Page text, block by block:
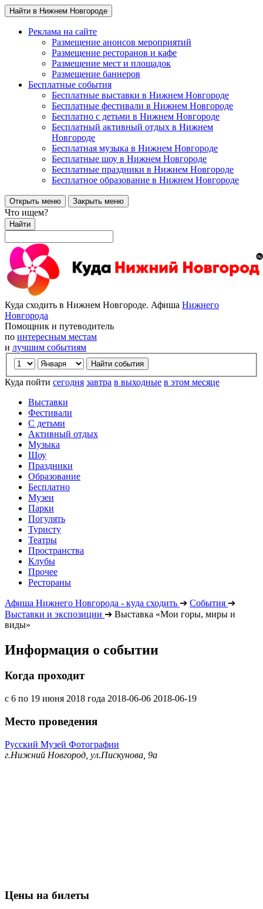
Найти в Нижнем Новгороде
Реклама на сайте
Размещение анонсов мероприятий
Размещение ресторанов и кафе
Размещение мест и площадок
Размещение баннеров
Бесплатные события
Бесплатные выставки в Нижнем Новгороде
Бесплатные фестивали в Нижнем Новгороде
Бесплатно с детьми в Нижнем Новгороде
Бесплатный активный отдых в Нижнем
Новгороде
Бесплатная музыка в Нижнем Новгороде
Бесплатные шоу в Нижнем Новгороде
Бесплатные праздники в Нижнем Новгороде
Бесплатное образование в Нижнем Новгороде
Открыть меню Закрыть меню
Что ищем?
Найти
Куда сходить в Нижнем Новгороде. Афиша Нижнего
Новгорода
Помощник и путеводитель
по интересным местам
и лучшим событиям
Куда пойти сегодня завтра в выходные в этом месяце
Выставки
Фестивали
С детьми
Активный отдых
Музыка
Шоу
Праздники
Образование
Бесплатно
Музеи
Парки
Погулять
Туристу
Театры
Пространства
Клубы
Прочее
Рестораны
Афиша Нижнего Новгорода - куда сходить ➔ События ➔
Выставки и экспозиции ➔ Выставка «Мои горы, миры и
виды»
Информация о событии
Когда проходит
с 6 по 19 июня 2018 года 2018-06-06 2018-06-19
Место проведения
Русский Музей Фотографии
г.Нижний Новгород, ул.Пискунова, 9а
Цены на билеты